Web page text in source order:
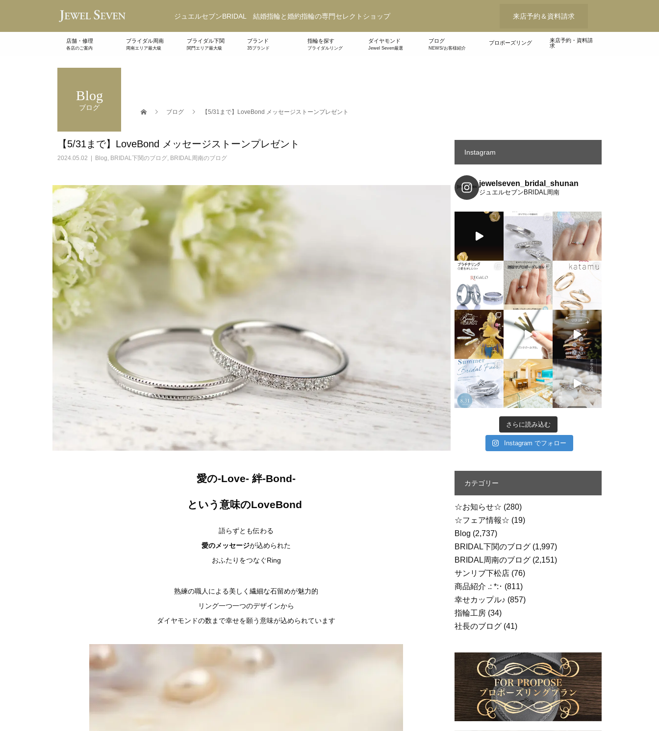
ジュエルセブンBRIDAL 結婚指輪と婚約指輪の専門セレクトショップ 来店予約＆資料請求
店舗・修理
各店のご案内
ブライダル周南
周南エリア最大級
ブライダル下関
関門エリア最大級
ブランド
35ブランド
指輪を探す
ブライダルリング
ダイヤモンド
Jewel Seven厳選
ブログ
NEWS/お客様紹介
プロポーズリング
来店予約・資料請
求
Blog
ブログ
ブログ 【5/31まで】LoveBond メッセージストーンプレゼント
【5/31まで】LoveBond メッセージストーンプレゼント
2024.05.02 Blog, BRIDAL下関のブログ, BRIDAL周南のブログ
愛の-Love- 絆-Bond-
という意味のLoveBond
語らずとも伝わる
愛のメッセージが込められた
おふたりをつなぐRing
熟練の職人による美しく繊細な石留めが魅力的
リング一つ一つのデザインから
ダイヤモンドの数まで幸せを願う意味が込められています
Instagram
jewelseven_bridal_shunan
ジュエルセブンBRIDAL周南
さらに読み込む
Instagram でフォロー
カテゴリー
☆お知らせ☆ (280)
☆フェア情報☆ (19)
Blog (2,737)
BRIDAL下関のブログ (1,997)
BRIDAL周南のブログ (2,151)
サンリブ下松店 (76)
商品紹介 .: *:･ (811)
幸せカップル♪ (857)
指輪工房 (34)
社長のブログ (41)